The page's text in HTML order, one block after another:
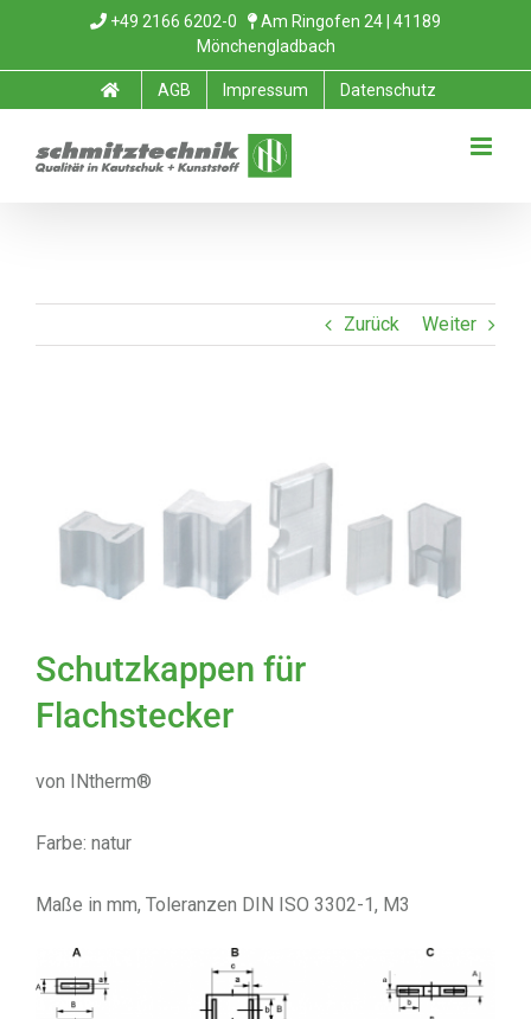
+49 2166 6202-0
Am Ringofen 24 | 41189
Mönchengladbach
AGB Impressum Datenschutz
Zurück Weiter
Image
Schutzkappen für
Flachstecker
von INtherm®
Farbe: natur
Maße in mm, Toleranzen DIN ISO 3302-1, M3